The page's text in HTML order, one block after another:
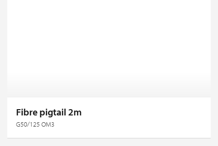
Fibre pigtail 2m
G50/125 OM3